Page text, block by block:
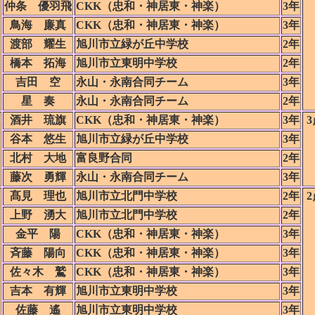
仲条 優羽飛 CKK（忠和・神居東・神楽）
3年
鳥海 廉真
CKK（忠和・神居東・神楽）
3年
渡部 耀生
旭川市立緑が丘中学校
2年
橋本 拓海
旭川市立東明中学校
2年
吉田 空
永山・永南合同チーム
3年
星 奏
永山・永南合同チーム
2年
酒井 琉旗 CKK（忠和・神居東・神楽） 3年 3
谷本 悠生
旭川市立緑が丘中学校
3年
北村 大地
富良野合同
2年
藤次 勇輝
永山・永南合同チーム
3年
髙見 理也 旭川市立北門中学校 2年 2
上野 湧大
旭川市立北門中学校
2年
金平 陽
CKK（忠和・神居東・神楽）
3年
斉藤 陽向
CKK（忠和・神居東・神楽）
3年
佐々木 鷲
CKK（忠和・神居東・神楽）
3年
吉本 有輝
旭川市立東明中学校
3年
佐藤 遙
旭川市立東明中学校 3年